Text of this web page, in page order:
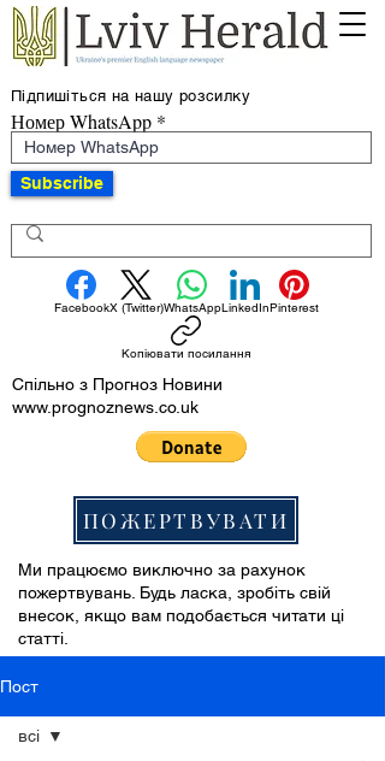
Підпишіться на нашу розсилку
Номер WhatsApp
Subscribe
FacebookX (Twitter)WhatsAppLinkedInPinterest
Копіювати посилання
Спільно з Прогноз Новини
www.prognoznews.co.uk
ПОЖЕРТВУВАТИ
Ми працюємо виключно за рахунок
пожертвувань. Будь ласка, зробіть свій
внесок, якщо вам подобається читати ці
статті.
Пост
всі